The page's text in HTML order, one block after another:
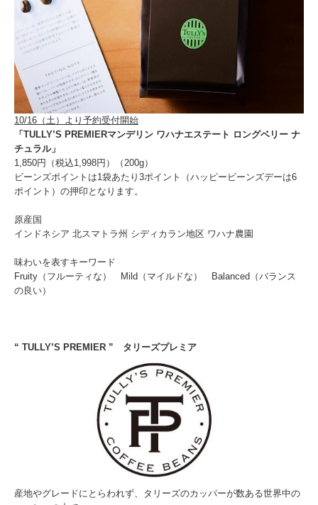
10/16（土）より予約受付開始
「TULLY’S PREMIERマンデリン ワハナエステート ロングベリー ナ
チュラル」
1,850円（税込1,998円）（200g）
ビーンズポイントは1袋あたり3ポイント（ハッピービーンズデーは6
ポイント）の押印となります。
原産国
インドネシア 北スマトラ州 シディカラン地区 ワハナ農園
味わいを表すキーワード
Fruity（フルーティな） Mild（マイルドな） Balanced（バランス
の良い）
“ TULLY’S PREMIER ” タリーズプレミア
産地やグレードにとらわれず、タリーズのカッパーが数ある世界中の